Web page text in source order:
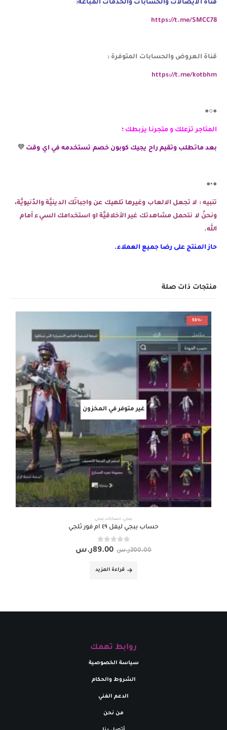
قناة الايصالات والحسابات والخدمات المباعه:
https://t.me/SMCC78
قناة العروض والحسابات المتوفرة :
https://t.me/kotbhm
●○●
المتاجر تزعلك و متجرنا يزبطك ؛
بعد ماتطلب وتقيم راح يجيك كوبون خصم تستخدمه في اي وقت 💜
●•●
تنبيه : لا تجعل الالعاب وغيرها تلهيك عن واجباتَك الدينيَّة والدُنيويَّة،
ونحنُ لا نتحمل مشاهدتك غير الأخلاقيَّة او استخدامك السيء أمام
الله.
حاز المنتج على رضا جميع العملاء.
منتجات ذات صلة
-56%
غير متوفر في المخزون
ببجي, حسابات ببجي
حساب ببجي ليفل ٤٩ ام فور ثلجي
200.00ر.س 89.00ر.س
قراءة المزيد
روابط تهمك
سياسة الخصوصية
الشروط والحكام
الدعم الفني
من نحن